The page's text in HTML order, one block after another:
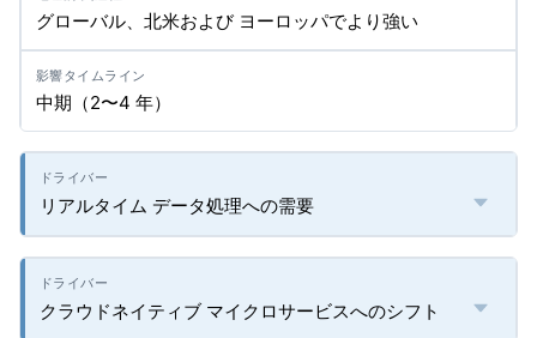
グローバル、北米および ヨーロッパでより強い
中期（2〜4 年）
リアルタイム データ処理への需要
クラウドネイティブ マイクロサービスへのシフト